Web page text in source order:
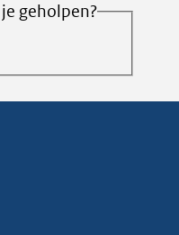
geholpen?